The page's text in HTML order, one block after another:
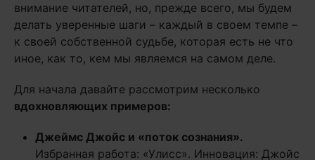
внимание читателей, но, прежде всего, мы будем
делать уверенные шаги – каждый в своем темпе –
к своей собственной судьбе, которая есть не что
иное, как то, кем мы являемся на самом деле.
Для начала давайте рассмотрим несколько
вдохновляющих примеров:
Джеймс Джойс и «поток сознания».
Избранная работа: «Улисс». Инновация: Джойс